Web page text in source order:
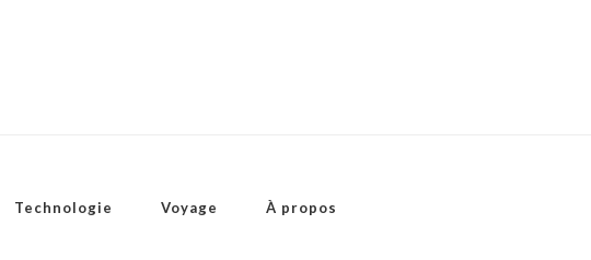
Technologie Voyage À propos